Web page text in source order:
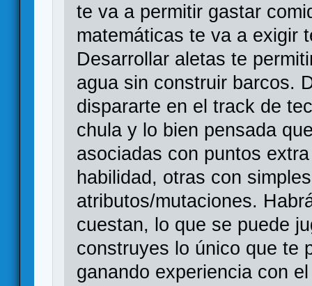
te va a permitir gastar
matemáticas te va a exigir
Desarrollar aletas te
agua sin construir barcos.
dispararte en el track de
chula y lo bien pensada
asociadas con puntos
habilidad, otras con
atributos/mutaciones.
cuestan, lo que se puede
construyes lo único que te
ganando experiencia con